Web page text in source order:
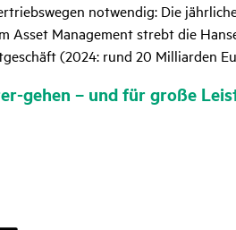
notwendig: Die
Asset Management strebt die
(2024: rund 20 Milliarden
gehen – und für große